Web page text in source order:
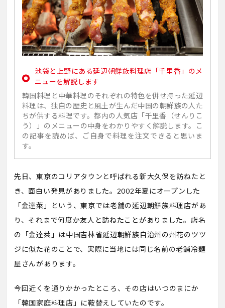
池袋と上野にある延辺朝鮮族料理店「千里香」のメ
ニューを解説します
韓国料理と中華料理のそれぞれの特色を併せ持った延辺
料理は、独自の歴史と風土が生んだ中国の朝鮮族の人た
ちが供する料理です。都内の人気店「千里香（せんりこ
う）」のメニューの中身をわかりやすく解説します。こ
の記事を読めば、ご自身で料理を注文できると思いま
す。
先日、東京のコリアタウンと呼ばれる新大久保を訪ねたと
き、面白い発見がありました。2002年夏にオープンした
「金達萊」という、東京では老舗の延辺朝鮮族料理店があ
り、それまで何度か友人と訪ねたことがありました。店名
の「金達萊」は中国吉林省延辺朝鮮族自治州の州花のツツ
ジに似た花のことで、実際に当地には同じ名前の老舗冷麺
屋さんがあります。
今回近くを通りかかったところ、その店はいつのまにか
「韓国家庭料理店」に鞍替えしていたのです。